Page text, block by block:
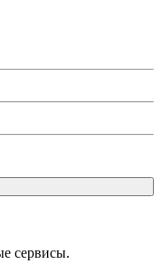
сервисы.